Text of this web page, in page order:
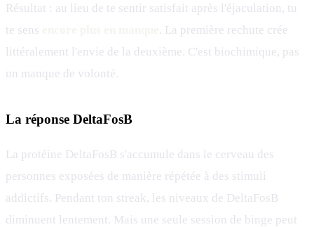
Résultat : au lieu de te sentir satisfait après l'éjaculation, tu
te sens
. La première rechute crée
littéralement l'envie de la deuxième. C'est biochimique, pas
un manque de volonté.
La réponse DeltaFosB
La protéine DeltaFosB s'accumule dans le cerveau des
personnes exposées de manière répétée à des stimuli
addictifs. Pendant ton streak, les niveaux de DeltaFosB
diminuent lentement. Mais une seule session de binge peut